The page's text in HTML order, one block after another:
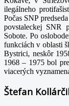
ilegálneho
Počas SNP
povstaleckej SNR
Sobote. Po
funkciách v oblasti
Bystrici, neskôr
1968 – 1975 bol
viacerých
Štefan